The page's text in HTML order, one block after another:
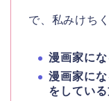
で、私みけち
漫画家に
漫画家に
をしてい